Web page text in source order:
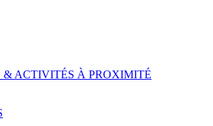
ACTIVITÉS À PROXIMITÉ